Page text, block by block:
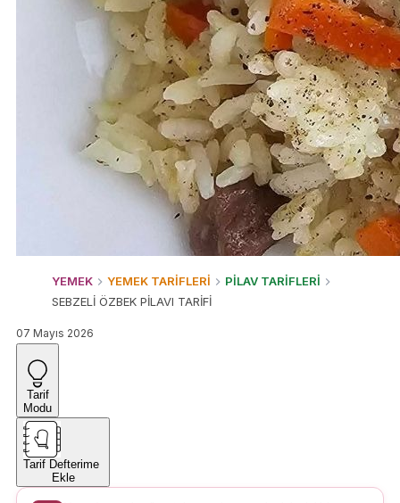
YEMEK YEMEK TARİFLERİ
PİLAV TARİFLERİ
SEBZELİ ÖZBEK PİLAVI TARİFİ
07 Mayıs 2026
Tarif
Modu
Tarif Defterime
Ekle